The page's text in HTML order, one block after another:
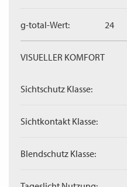
g-total-Wert: 24
VISUELLER KOMFORT
Sichtschutz Klasse:
Sichtkontakt Klasse:
Blendschutz Klasse: